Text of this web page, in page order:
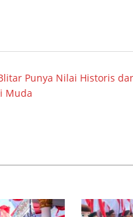
Punya Nilai Historis
Muda